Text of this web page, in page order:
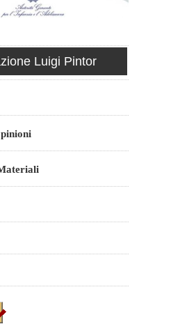
Luigi Pintor